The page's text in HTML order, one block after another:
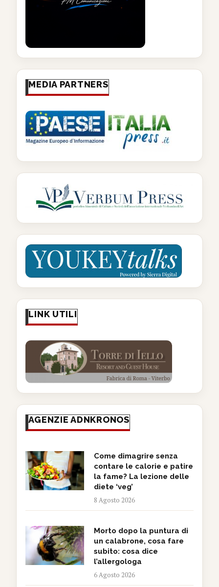
MEDIA PARTNERS
LINK UTILI
AGENZIE ADNKRONOS
Come dimagrire senza
contare le calorie e patire
la fame? La lezione delle
diete ‘veg’
8 Agosto 2026
Morto dopo la puntura di
un calabrone, cosa fare
subito: cosa dice
l’allergologa
6 Agosto 2026